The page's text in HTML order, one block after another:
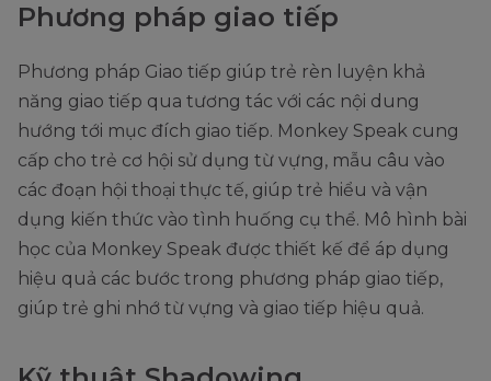
Phương pháp giao tiếp
Phương pháp Giao tiếp giúp trẻ rèn luyện khả
năng giao tiếp qua tương tác với các nội dung
hướng tới mục đích giao tiếp. Monkey Speak cung
cấp cho trẻ cơ hội sử dụng từ vựng, mẫu câu vào
các đoạn hội thoại thực tế, giúp trẻ hiểu và vận
dụng kiến thức vào tình huống cụ thể. Mô hình bài
học của Monkey Speak được thiết kế để áp dụng
hiệu quả các bước trong phương pháp giao tiếp,
giúp trẻ ghi nhớ từ vựng và giao tiếp hiệu quả.